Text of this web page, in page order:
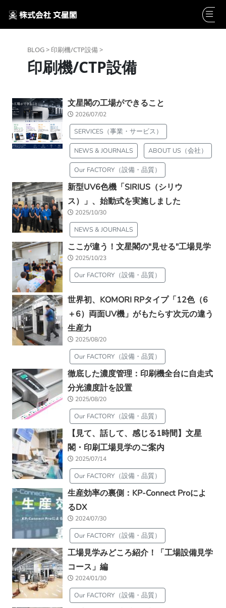
BLOG > 印刷機/CTP設備 >
印刷機/CTP設備
文星閣の工場ができること
2026/07/02
SERVICES（事業・サービス）
NEWS & JOURNALS ABOUT US（会社）
Our FACTORY（設備・品質）
新型UV6色機「SIRIUS（シリウ
ス）」、始動式を実施しました
2025/10/30
NEWS & JOURNALS
ここが違う！文星閣の"見せる"工場見学
2025/10/23
Our FACTORY（設備・品質）
世界初、KOMORI RPタイプ「12色（6
＋6）両面UV機」がもたらす次元の違う
生産力
2025/08/20
Our FACTORY（設備・品質）
徹底した濃度管理：印刷機全台に自走式
分光濃度計を設置
2025/08/20
Our FACTORY（設備・品質）
【見て、話して、感じる1時間】文星
閣・印刷工場見学のご案内
2025/07/14
Our FACTORY（設備・品質）
生産効率の裏側：KP-Connect Proによ
るDX
2024/07/30
Our FACTORY（設備・品質）
工場見学みどころ紹介！「工場設備見学
コース」編
2024/01/30
Our FACTORY（設備・品質）